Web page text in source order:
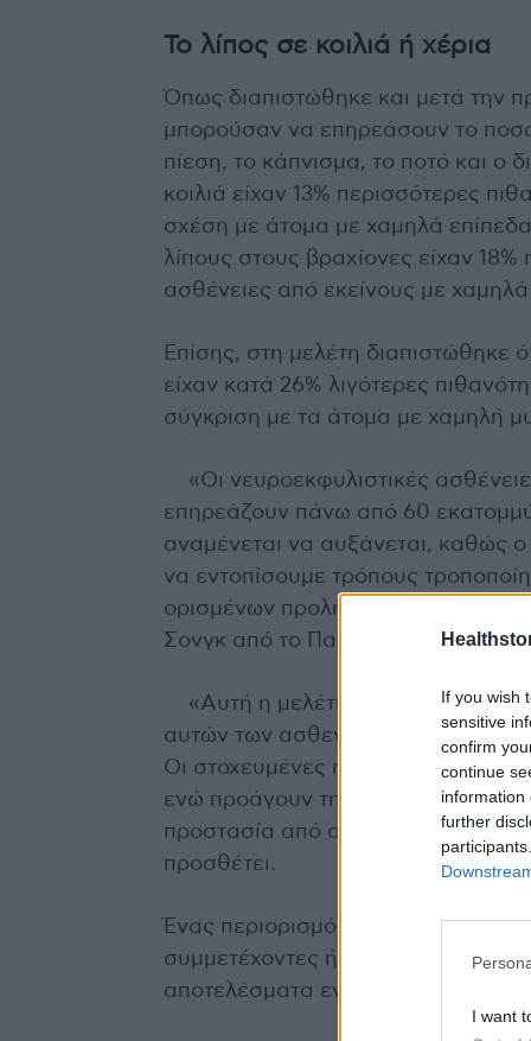
If you wish
sensitive
confirm
continue
information
further
I want
Το λίπος σε κοιλιά ή χέρια
Όπως διαπιστώθηκε και μετά την
μπορούσαν να επηρεάσουν το
πίεση, το κάπνισμα, το ποτό και ο
κοιλιά είχαν 13% περισσότερες
σχέση με άτομα με χαμηλά
λίπους στους βραχίονες είχαν
ασθένειες από εκείνους με χαμηλά
Επίσης, στη μελέτη διαπιστώθηκε
είχαν κατά 26% λιγότερες
σύγκριση με τα άτομα με χαμηλή
«Οι νευροεκφυλιστικές
επηρεάζουν πάνω από 60
αναμένεται να αυξάνεται, καθώς
να εντοπίσουμε τρόπους
ορισμένων προληπτικών
Σονγκ από το Πανεπιστήμιο
«Αυτή η μελέτη υπογραμμίζει
αυτών των ασθενειών των
Οι στοχευμένες παρεμβάσεις για
ενώ προάγουν την υγιή μυϊκή
προστασία από αυτές τις
προσθέτει.
Ένας περιορισμός της μελέτης,
συμμετέχοντες ήταν κυρίως
αποτελέσματα ενδέχεται να μην